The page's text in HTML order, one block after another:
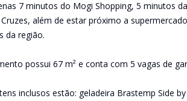
7 minutos do Mogi Shopping, 5 minutos
além de estar próximo a
da região.
possui 67 m² e conta com 5 vagas de
inclusos estão: geladeira Brastemp Side